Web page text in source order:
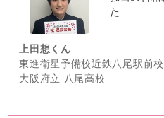
image
た
上田想くん
東進衛星予備校近鉄八尾駅前校
大阪府立 八尾高校